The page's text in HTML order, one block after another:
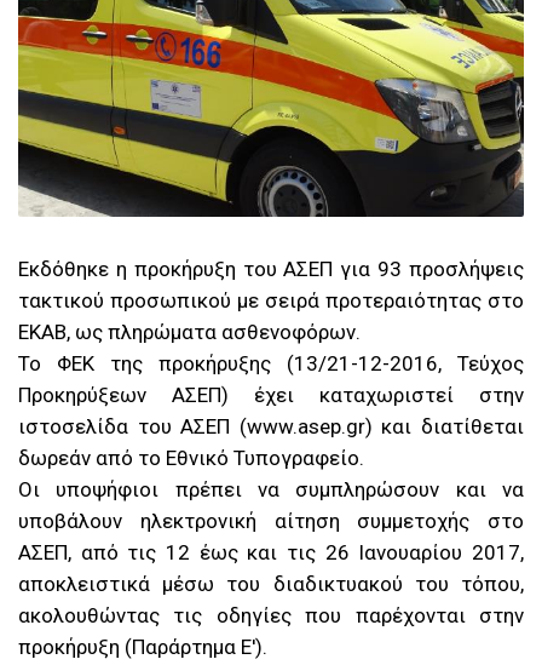
Εκδόθηκε η προκήρυξη του ΑΣΕΠ για 93 προσλήψεις
τακτικού προσωπικού με σειρά προτεραιότητας στο
ΕΚΑΒ, ως πληρώματα ασθενοφόρων.
Το ΦΕΚ της προκήρυξης (13/21-12-2016, Τεύχος
Προκηρύξεων ΑΣΕΠ) έχει καταχωριστεί στην
ιστοσελίδα του ΑΣΕΠ (www.asep.gr) και διατίθεται
δωρεάν από το Εθνικό Τυπογραφείο.
Οι υποψήφιοι πρέπει να συμπληρώσουν και να
υποβάλουν ηλεκτρονική αίτηση συμμετοχής στο
ΑΣΕΠ, από τις 12 έως και τις 26 Ιανουαρίου 2017,
αποκλειστικά μέσω του διαδικτυακού του τόπου,
ακολουθώντας τις οδηγίες που παρέχονται στην
προκήρυξη (Παράρτημα Ε').